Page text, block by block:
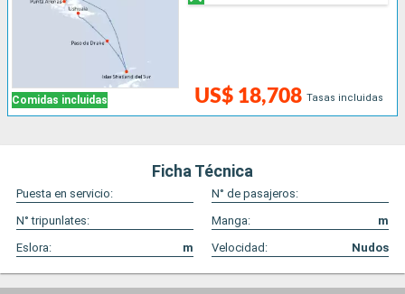
Comidas incluidas US$ 18,708 Tasas incluidas
Ficha Técnica
Puesta en servicio:
N° de pasajeros:
N° tripunlates:
Manga:
m
Eslora:
m Velocidad: Nudos